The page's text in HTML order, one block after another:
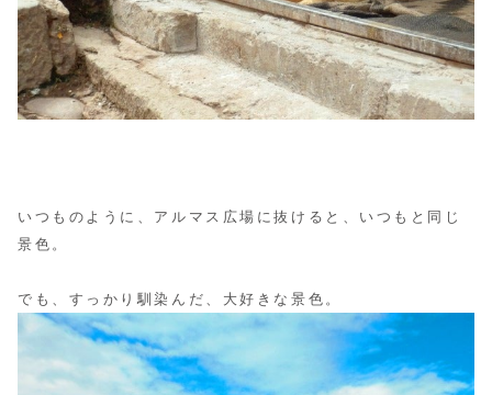
いつものように、アルマス広場に抜けると、いつもと同じ
景色。
でも、すっかり馴染んだ、大好きな景色。